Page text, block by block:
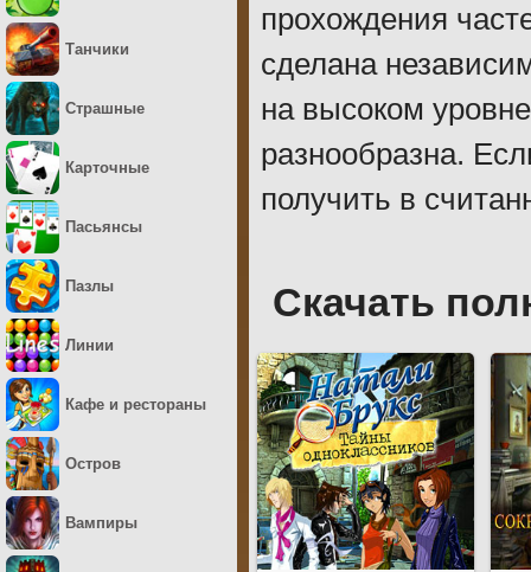
прохождения
сделана
на высоком
разнообразна.
получить в
Скачать
Танчики
Страшные
Карточные
Пасьянсы
Пазлы
Линии
Кафе и рестораны
Остров
Вампиры